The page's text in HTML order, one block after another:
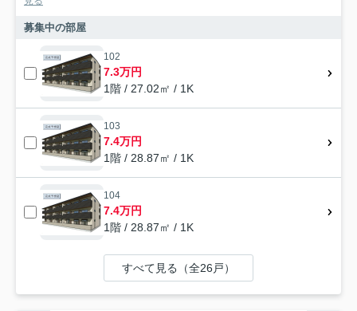
募集中の部屋
102
7.3万円
1階 / 27.02㎡ / 1K
103
7.4万円
1階 / 28.87㎡ / 1K
104
7.4万円
1階 / 28.87㎡ / 1K
すべて見る（全26戸）